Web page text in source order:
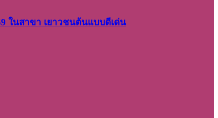
ในสาขา เยาวชนต้นแบบดีเด่น